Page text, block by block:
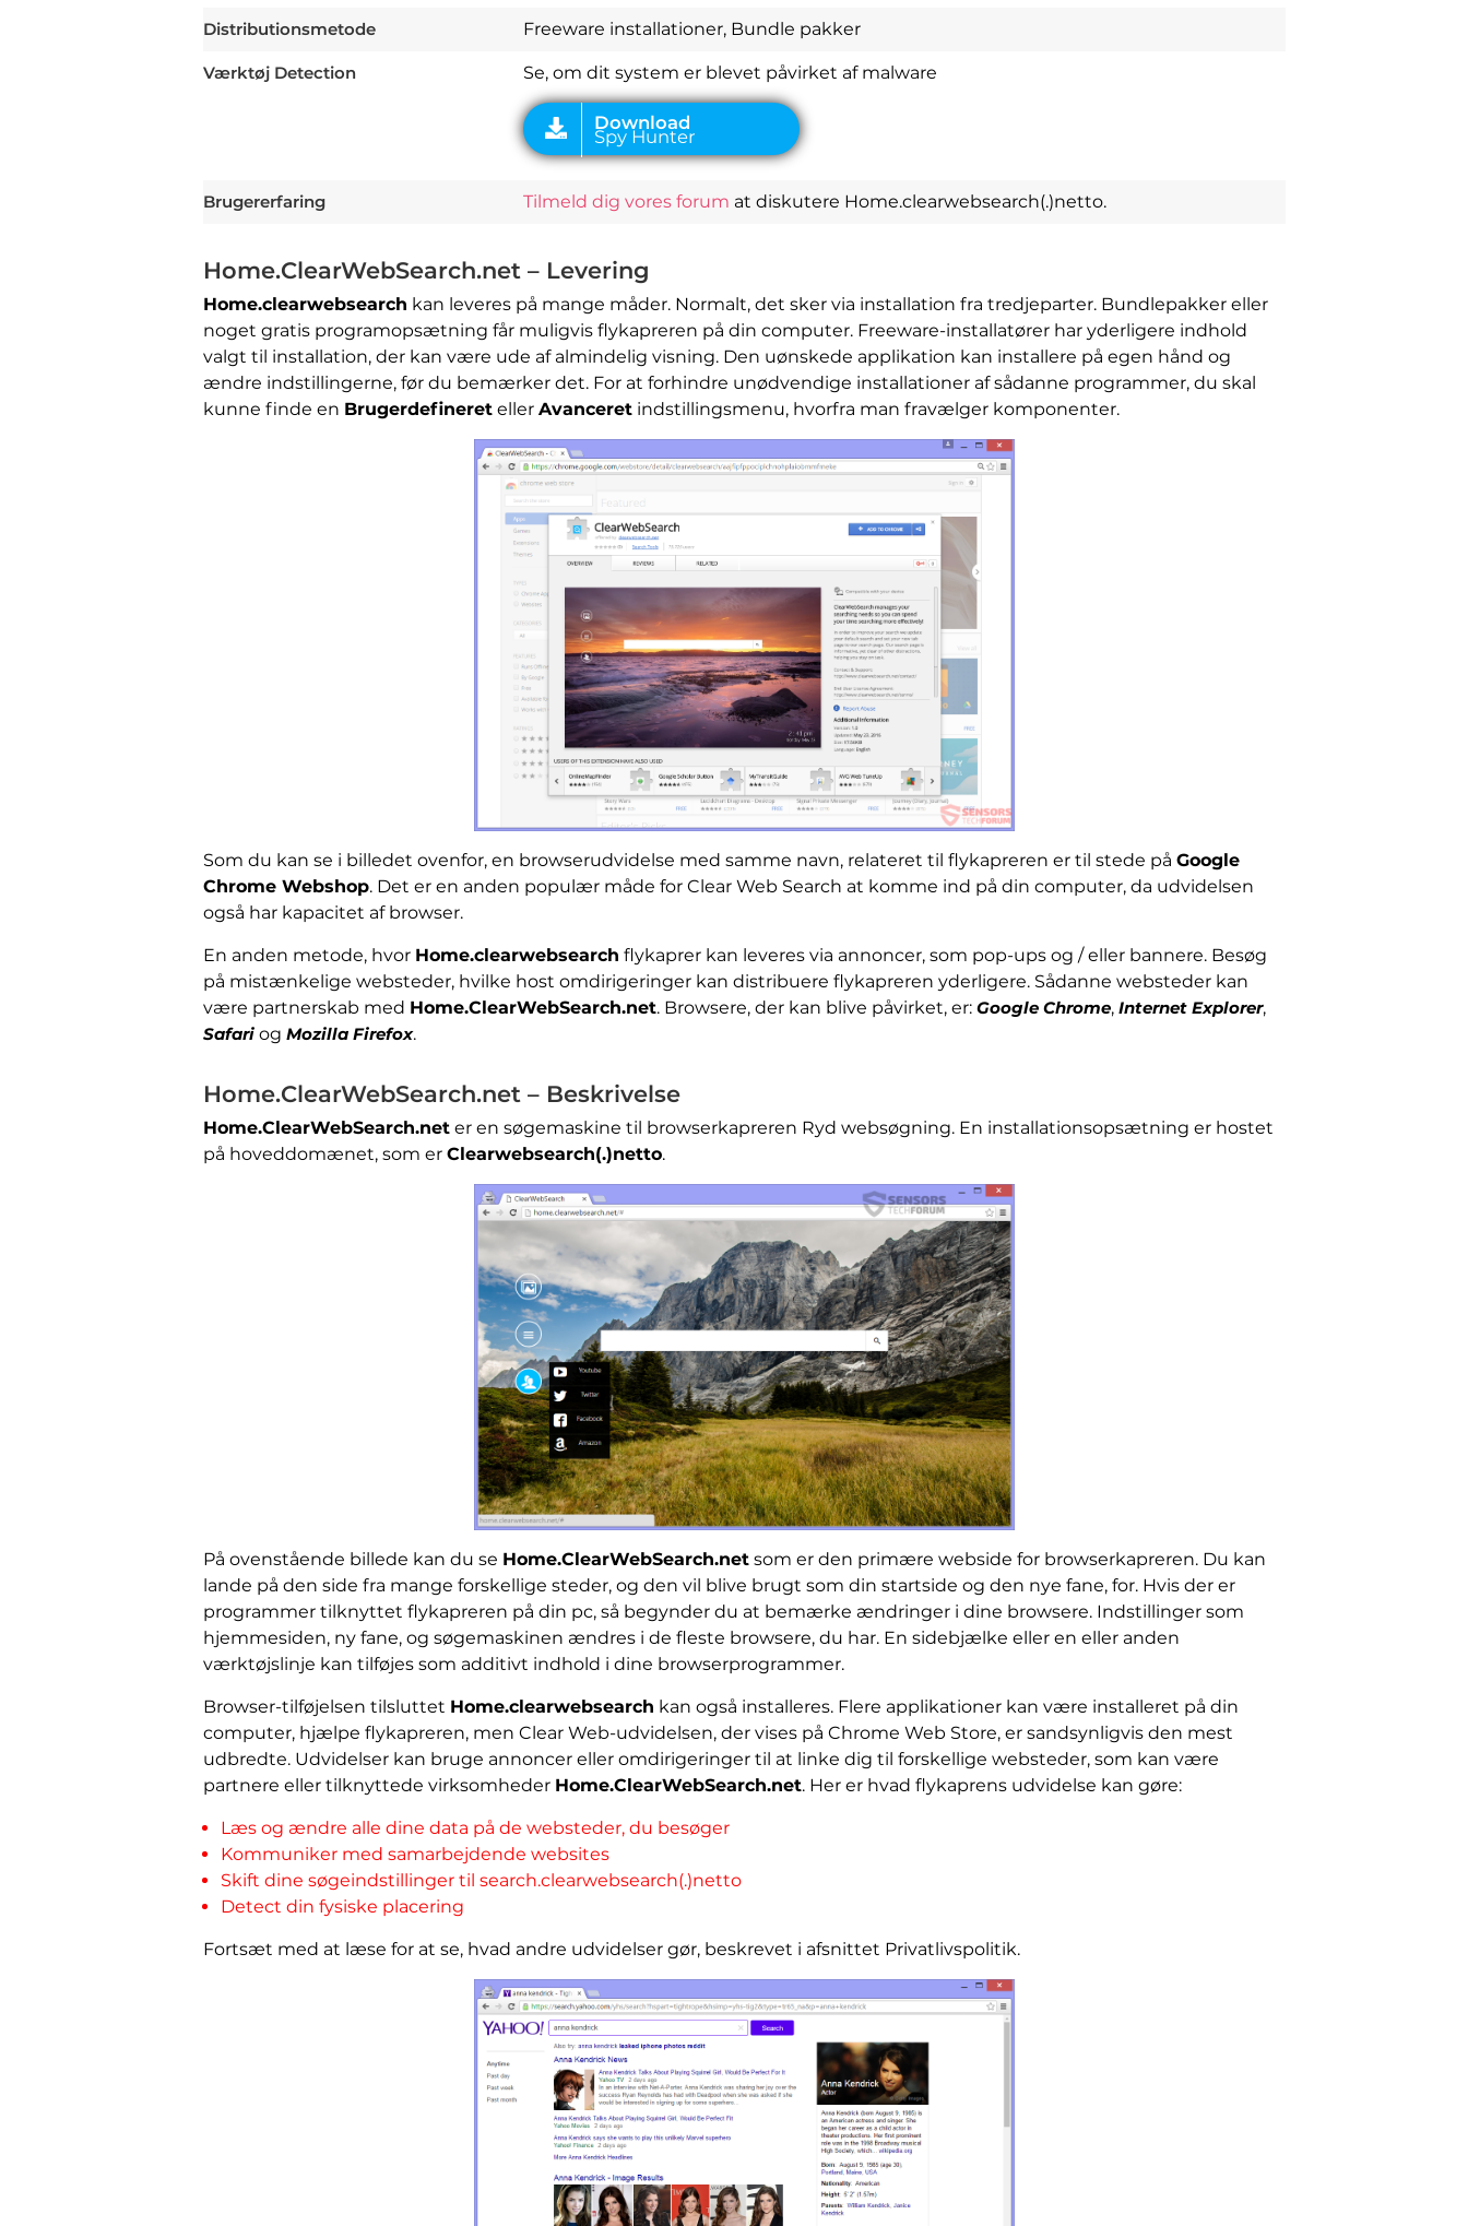
Distributionsmetode Freeware installationer, Bundle pakker
Værktøj Detection Se, om dit system er blevet påvirket af malware
Brugererfaring Tilmeld dig vores forum at diskutere Home.clearwebsearch(.)netto.
Home.ClearWebSearch.net – Levering
Home.clearwebsearch kan leveres på mange måder. Normalt, det sker via installation fra tredjeparter. Bundlepakker eller
noget gratis programopsætning får muligvis flykapreren på din computer. Freeware-installatører har yderligere indhold
valgt til installation, der kan være ude af almindelig visning. Den uønskede applikation kan installere på egen hånd og
ændre indstillingerne, før du bemærker det. For at forhindre unødvendige installationer af sådanne programmer, du skal
kunne finde en Brugerdefineret eller Avanceret indstillingsmenu, hvorfra man fravælger komponenter.
Som du kan se i billedet ovenfor, en browserudvidelse med samme navn, relateret til flykapreren er til stede på Google
Chrome Webshop. Det er en anden populær måde for Clear Web Search at komme ind på din computer, da udvidelsen
også har kapacitet af browser.
En anden metode, hvor Home.clearwebsearch flykaprer kan leveres via annoncer, som pop-ups og / eller bannere. Besøg
på mistænkelige websteder, hvilke host omdirigeringer kan distribuere flykapreren yderligere. Sådanne websteder kan
være partnerskab med Home.ClearWebSearch.net. Browsere, der kan blive påvirket, er: Google Chrome, Internet Explorer,
Safari og Mozilla Firefox.
Home.ClearWebSearch.net – Beskrivelse
Home.ClearWebSearch.net er en søgemaskine til browserkapreren Ryd websøgning. En installationsopsætning er hostet
på hoveddomænet, som er Clearwebsearch(.)netto.
På ovenstående billede kan du se Home.ClearWebSearch.net som er den primære webside for browserkapreren. Du kan
lande på den side fra mange forskellige steder, og den vil blive brugt som din startside og den nye fane, for. Hvis der er
programmer tilknyttet flykapreren på din pc, så begynder du at bemærke ændringer i dine browsere. Indstillinger som
hjemmesiden, ny fane, og søgemaskinen ændres i de fleste browsere, du har. En sidebjælke eller en eller anden
værktøjslinje kan tilføjes som additivt indhold i dine browserprogrammer.
Browser-tilføjelsen tilsluttet Home.clearwebsearch kan også installeres. Flere applikationer kan være installeret på din
computer, hjælpe flykapreren, men Clear Web-udvidelsen, der vises på Chrome Web Store, er sandsynligvis den mest
udbredte. Udvidelser kan bruge annoncer eller omdirigeringer til at linke dig til forskellige websteder, som kan være
partnere eller tilknyttede virksomheder Home.ClearWebSearch.net. Her er hvad flykaprens udvidelse kan gøre:
Læs og ændre alle dine data på de websteder, du besøger
Kommuniker med samarbejdende websites
Skift dine søgeindstillinger til search.clearwebsearch(.)netto
Detect din fysiske placering
Fortsæt med at læse for at se, hvad andre udvidelser gør, beskrevet i afsnittet Privatlivspolitik.